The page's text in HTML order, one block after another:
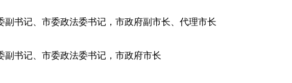
副书记、市委政法委书记，市政府副市长、代理市长
副书记、市委政法委书记，市政府市长